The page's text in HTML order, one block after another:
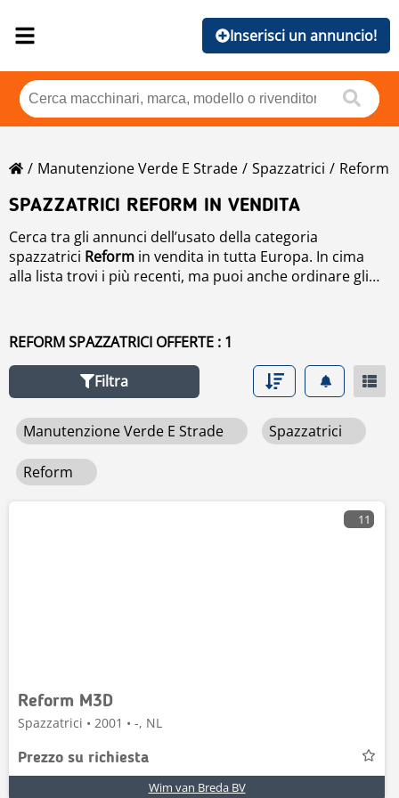
Inserisci un annuncio!
Manutenzione Verde E Strade Spazzatrici
Reform
SPAZZATRICI REFORM IN VENDITA
Cerca tra gli annunci dell’usato della categoria
spazzatrici Reform in vendita in tutta Europa. In cima
alla lista trovi i più recenti, ma puoi anche ordinare gli
ricercareSpazzatricidi seconda mano in vendita segui il
REFORM SPAZZATRICI OFFERTE : 1
Filtra
Manutenzione Verde E Strade Spazzatrici
Reform
11
Reform M3D
Spazzatrici • 2001 • -, NL
Prezzo su richiesta
Wim van Breda BV